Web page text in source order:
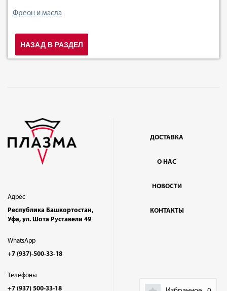
Фреон и масла
НАЗАД В РАЗДЕЛ
Адрес
Республика Башкортостан,
Уфа, ул. Шота Руставели 49
WhatsApp
+7 (937)-500-33-18
Телефоны
+7 (937) 500-33-18
ДОСТАВКА
О НАС
НОВОСТИ
КОНТАКТЫ